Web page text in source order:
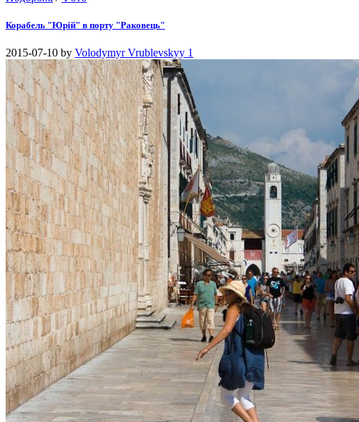
Корабель "Юрій" в порту "Раковець"
2015-07-10 by Volodymyr Vrublevskyy 1